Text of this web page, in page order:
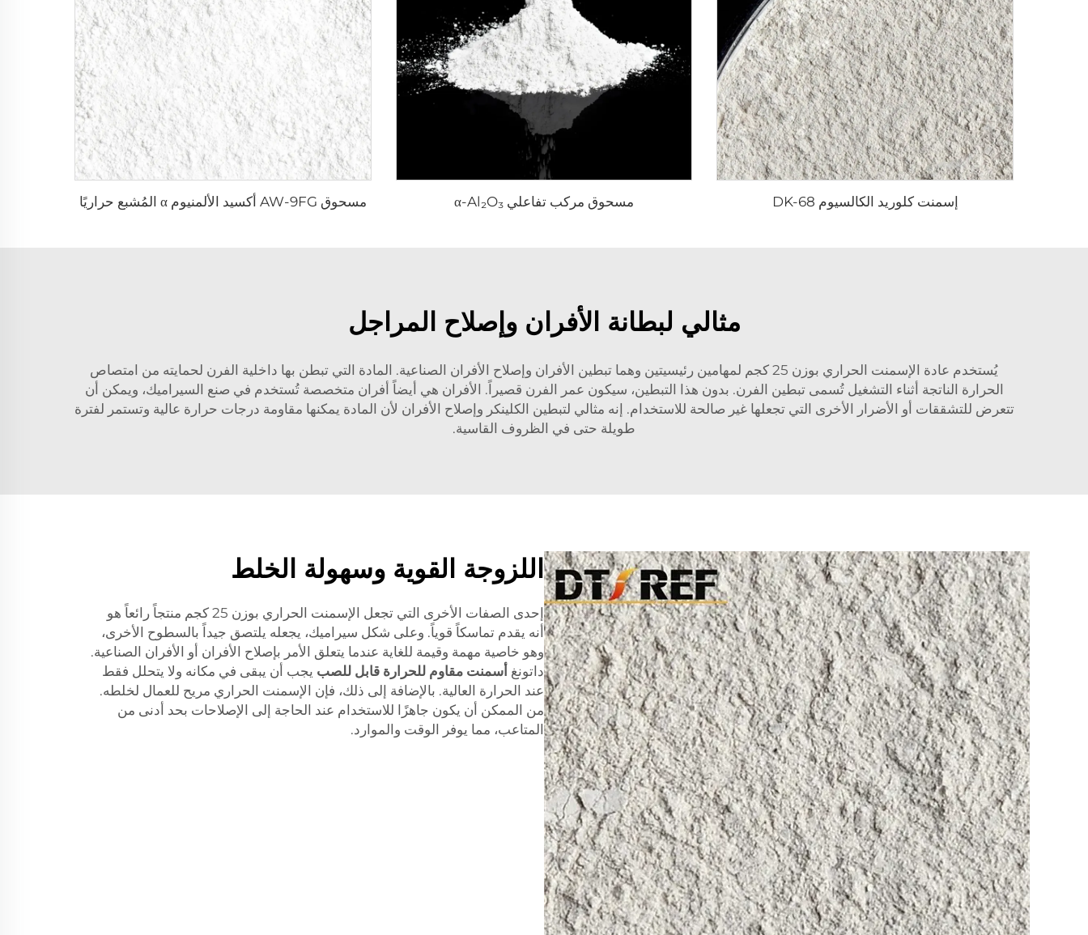
إسمنت كلوريد الكالسيوم DK-68 مسحوق مركب تفاعلي α-Al₂O₃ مسحوق AW-9FG أكسيد الألمنيوم α المُشبع حراريًا
مثالي لبطانة الأفران وإصلاح المراجل
يُستخدم عادة الإسمنت الحراري بوزن 25 كجم لمهامين رئيسيتين وهما تبطين الأفران وإصلاح الأفران الصناعية. المادة التي تبطن بها داخلية الفرن لحمايته من امتصاص
الحرارة الناتجة أثناء التشغيل تُسمى تبطين الفرن. بدون هذا التبطين، سيكون عمر الفرن قصيراً. الأفران هي أيضاً أفران متخصصة تُستخدم في صنع السيراميك، ويمكن أن
تتعرض للتشققات أو الأضرار الأخرى التي تجعلها غير صالحة للاستخدام. إنه مثالي لتبطين الكلينكر وإصلاح الأفران لأن المادة يمكنها مقاومة درجات حرارة عالية وتستمر لفترة
طويلة حتى في الظروف القاسية.
اللزوجة القوية وسهولة الخلط
إحدى الصفات الأخرى التي تجعل الإسمنت الحراري بوزن 25 كجم منتجاً رائعاً هو
أنه يقدم تماسكاً قوياً. وعلى شكل سيراميك، يجعله يلتصق جيداً بالسطوح الأخرى،
وهو خاصية مهمة وقيمة للغاية عندما يتعلق الأمر بإصلاح الأفران أو الأفران الصناعية.
داتونغ أسمنت مقاوم للحرارة قابل للصب يجب أن يبقى في مكانه ولا يتحلل فقط
عند الحرارة العالية. بالإضافة إلى ذلك، فإن الإسمنت الحراري مريح للعمال لخلطه.
من الممكن أن يكون جاهزًا للاستخدام عند الحاجة إلى الإصلاحات بحد أدنى من
المتاعب، مما يوفر الوقت والموارد.